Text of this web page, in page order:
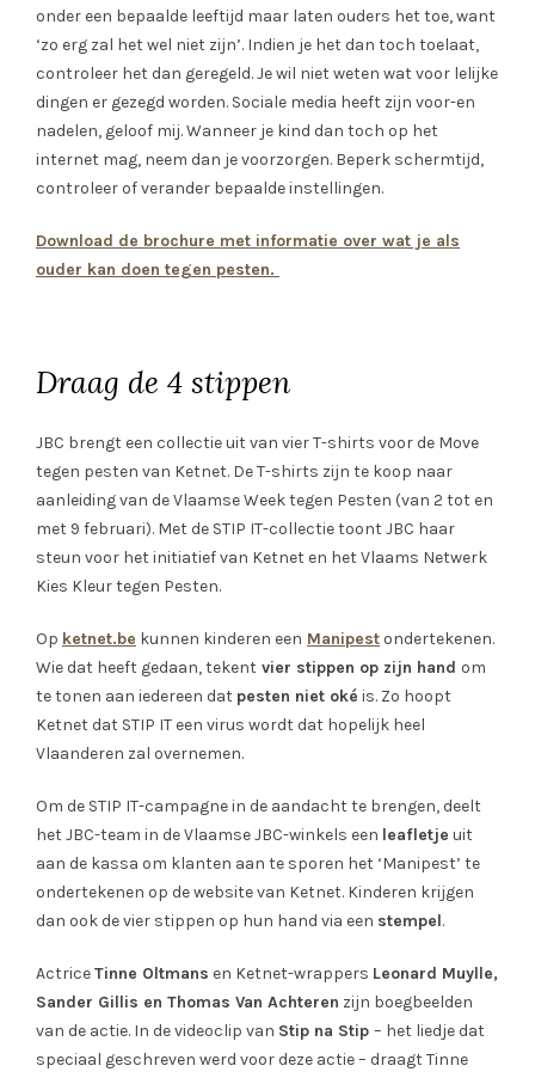
onder een bepaalde leeftijd maar laten ouders het toe, want
‘zo erg zal het wel niet zijn’. Indien je het dan toch toelaat,
controleer het dan geregeld. Je wil niet weten wat voor lelijke
dingen er gezegd worden. Sociale media heeft zijn voor-en
nadelen, geloof mij. Wanneer je kind dan toch op het
internet mag, neem dan je voorzorgen. Beperk schermtijd,
controleer of verander bepaalde instellingen.
Download de brochure met informatie over wat je als
ouder kan doen tegen pesten.
Draag de 4 stippen
JBC brengt een collectie uit van vier T-shirts voor de Move
tegen pesten van Ketnet. De T-shirts zijn te koop naar
aanleiding van de Vlaamse Week tegen Pesten (van 2 tot en
met 9 februari). Met de STIP IT-collectie toont JBC haar
steun voor het initiatief van Ketnet en het Vlaams Netwerk
Kies Kleur tegen Pesten.
Op ketnet.be kunnen kinderen een Manipest ondertekenen.
Wie dat heeft gedaan, tekent vier stippen op zijn hand om
te tonen aan iedereen dat pesten niet oké is. Zo hoopt
Ketnet dat STIP IT een virus wordt dat hopelijk heel
Vlaanderen zal overnemen.
Om de STIP IT-campagne in de aandacht te brengen, deelt
het JBC-team in de Vlaamse JBC-winkels een leafletje uit
aan de kassa om klanten aan te sporen het ‘Manipest’ te
ondertekenen op de website van Ketnet. Kinderen krijgen
dan ook de vier stippen op hun hand via een stempel.
ActriceTinne Oltmans en Ketnet-wrappers Leonard Muylle,
Sander Gillis en Thomas Van Achteren zijn boegbeelden
van de actie. In de videoclip van Stip na Stip – het liedje dat
speciaal geschreven werd voor deze actie – draagt Tinne